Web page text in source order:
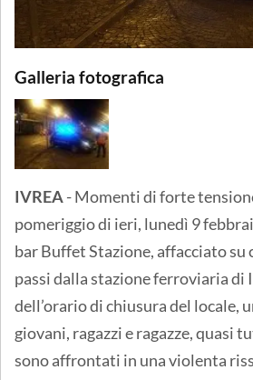
Galleria fotografica
IVREA- Momenti di forte
pomeriggio di ieri, lunedì 9
bar Buffet Stazione, affacciato su
passi dalla stazione ferroviaria di
dell’orario di chiusura del locale,
giovani, ragazzi e ragazze, quasi
sono affrontati in una violenta